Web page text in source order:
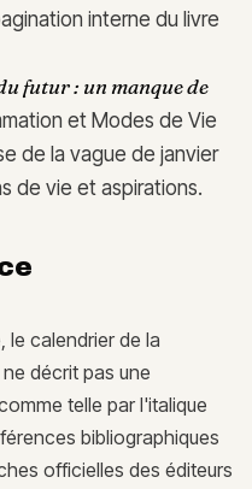
interne du livre
futur : un manque de
et Modes de Vie
de la vague de janvier
de vie et aspirations.
le calendrier de la
décrit pas une
telle par l'italique
bibliographiques
officielles des éditeurs